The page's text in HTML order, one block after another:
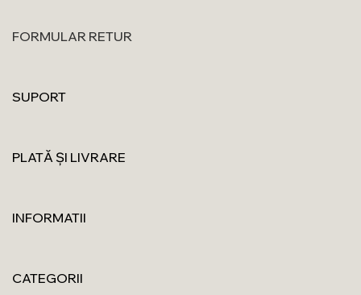
FORMULAR RETUR
SUPORT
PLATĂ ȘI LIVRARE
INFORMATII
CATEGORII